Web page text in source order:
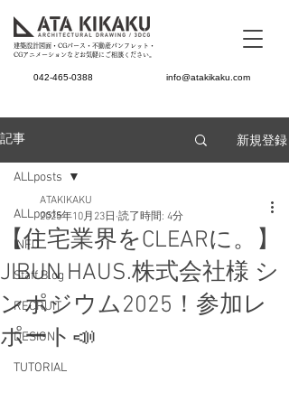
建築設計図面・CGパース・不動産パンフレット・
CGアニメーションなどお気軽にご相談ください。
042-465-0388 info@atakikaku.com
記事 新規登録
ALLposts
INFO
Staff Blog
RECRUIT
DESIGN
TUTORIAL
ALLposts
【住宅業界をCLEARに。】
JIBUN HAUS.株式会社様 シ
ンポジウム2025！参加レ
ポート📣
ATAKIKAKU
2025年10月23日 読了時間: 4分